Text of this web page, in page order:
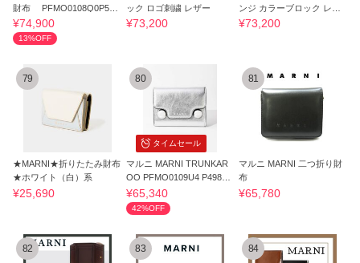
財布 PFMO0108Q0P529
8
¥74,900
13%OFF
ック ロゴ刺繍 レザー
¥73,200
ンジ カラーブロック レザ
ー
¥73,200
79
★MARNI★折りたたみ財布
★ホワイト（白）系
¥25,690
タイムセール
80
マルニ MARNI TRUNKAR
OO PFMO0109U4 P4989
三つ折り財布
¥65,340
42%OFF
81
マルニ MARNI 二つ折り財
布
¥65,780
82 83 84